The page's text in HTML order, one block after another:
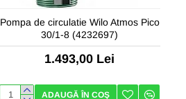
Pompa de circulatie Wilo Atmos Pico
30/1-8 (4232697)
1.493,00 Lei
ADAUGĂ ÎN COŞ